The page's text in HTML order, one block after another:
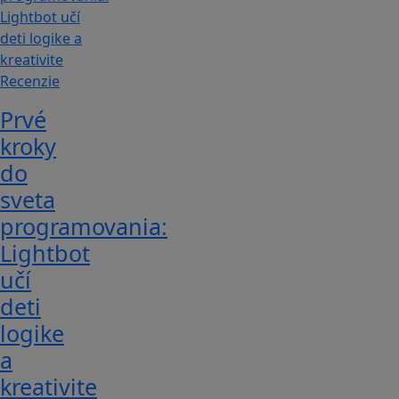
Recenzie
Prvé
kroky
do
sveta
programovania:
Lightbot
učí
deti
logike
a
kreativite